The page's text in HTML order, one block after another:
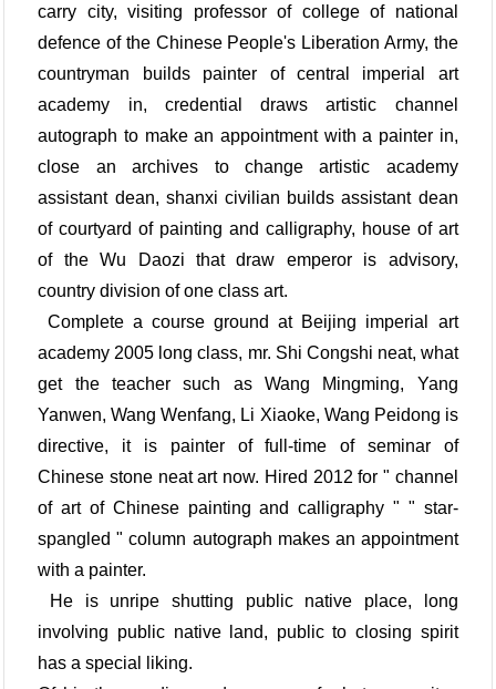
carry city, visiting professor of college of national
defence of the Chinese People's Liberation Army, the
countryman builds painter of central imperial art
academy in, credential draws artistic channel
autograph to make an appointment with a painter in,
close an archives to change artistic academy
assistant dean, shanxi civilian builds assistant dean
of courtyard of painting and calligraphy, house of art
of the Wu Daozi that draw emperor is advisory,
country division of one class art.
Complete a course ground at Beijing imperial art
academy 2005 long class, mr. Shi Congshi neat, what
get the teacher such as Wang Mingming, Yang
Yanwen, Wang Wenfang, Li Xiaoke, Wang Peidong is
directive, it is painter of full-time of seminar of
Chinese stone neat art now. Hired 2012 for " channel
of art of Chinese painting and calligraphy " " star-
spangled " column autograph makes an appointment
with a painter.
He is unripe shutting public native place, long
involving public native land, public to closing spirit
has a special liking.